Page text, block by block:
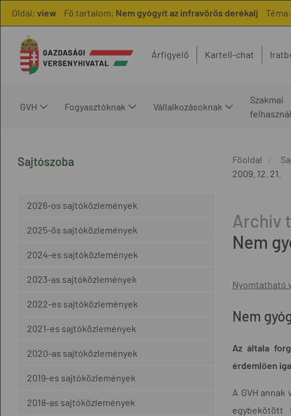
Oldal: view Fő tartalom: Nem gyógyít az infravörös derékalj Téma:
Árfigyelő Kartell-chat
GVH Fogyasztóknak Vállalkozásoknak
Szakmai
Sajtószoba
2026-os sajtóközlemények
2025-ös sajtóközlemények
2024-es sajtóközlemények
2023-as sajtóközlemények
2022-es sajtóközlemények
2021-es sajtóközlemények
2020-as sajtóközlemények
2019-es sajtóközlemények
2018-as sajtóközlemények
Főoldal
2009. 12. 21.
Nem
Nyomtatható
Nem
Az általa
érdemlően
A GVH
egybekötött